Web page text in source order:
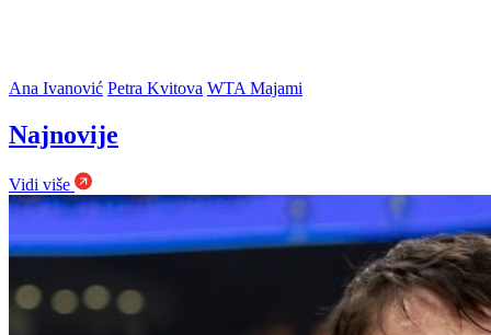
Ana Ivanović Petra Kvitova WTA Majami
Najnovije
Vidi više